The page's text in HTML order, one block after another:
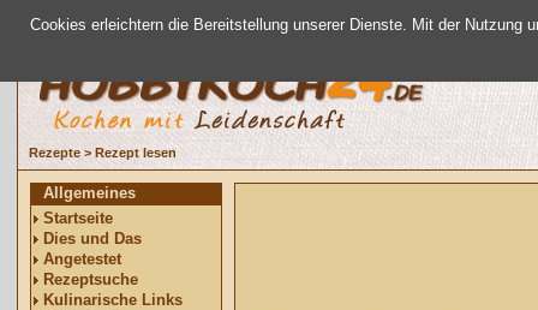
Rezepte > Rezept lesen
Allgemeines
Startseite
Dies und Das
Angetestet
Rezeptsuche
Kulinarische Links
Cookies erleichtern die Bereitstellung unserer Dienste. Mit der Nutzung